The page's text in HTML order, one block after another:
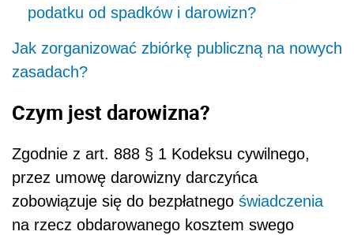
podatku od spadków i darowizn?
Jak zorganizować zbiórkę publiczną na nowych
zasadach?
Czym jest darowizna?
Zgodnie z art. 888 § 1 Kodeksu cywilnego,
przez umowę darowizny darczyńca
zobowiązuje się do bezpłatnego świadczenia
na rzecz obdarowanego kosztem swego